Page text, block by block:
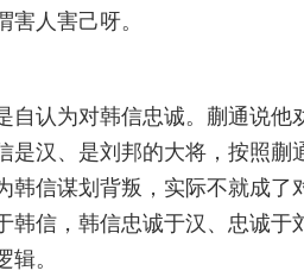
人害己呀。
自认为对韩信忠诚。蒯通说
汉、是刘邦的大将，按照蒯
韩信谋划背叛，实际不就成
韩信，韩信忠诚于汉、忠诚于
。